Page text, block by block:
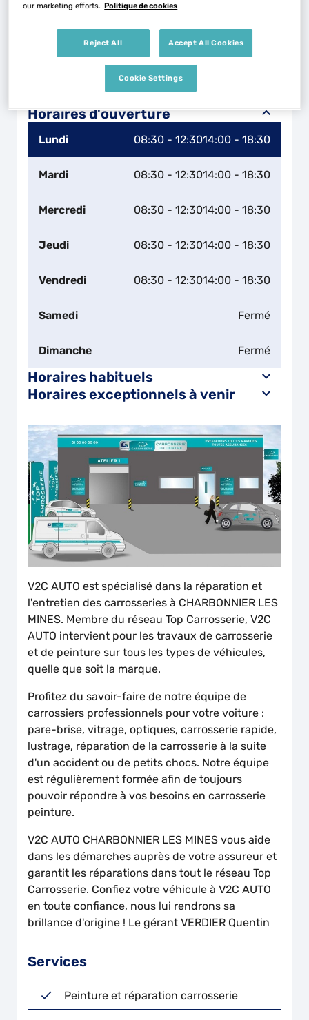
Horaires d'ouverture
Lundi 08:30 - 12:3014:00 - 18:30
Mardi 08:30 - 12:3014:00 - 18:30
Mercredi 08:30 - 12:3014:00 - 18:30
Jeudi 08:30 - 12:3014:00 - 18:30
Vendredi 08:30 - 12:3014:00 - 18:30
Samedi Fermé
Dimanche Fermé
Horaires habituels
Horaires exceptionnels à venir
Naviguer
V2C AUTO est spécialisé dans la réparation et
l'entretien des carrosseries à CHARBONNIER LES
MINES. Membre du réseau Top Carrosserie, V2C
AUTO intervient pour les travaux de carrosserie
et de peinture sur tous les types de véhicules,
quelle que soit la marque.
Profitez du savoir-faire de notre équipe de
carrossiers professionnels pour votre voiture :
pare-brise, vitrage, optiques, carrosserie rapide,
lustrage, réparation de la carrosserie à la suite
d'un accident ou de petits chocs. Notre équipe
est régulièrement formée afin de toujours
pouvoir répondre à vos besoins en carrosserie
peinture.
V2C AUTO CHARBONNIER LES MINES vous aide
dans les démarches auprès de votre assureur et
garantit les réparations dans tout le réseau Top
Carrosserie. Confiez votre véhicule à V2C AUTO
en toute confiance, nous lui rendrons sa
brillance d'origine ! Le gérant VERDIER Quentin
Services
Peinture et réparation carrosserie
our marketing efforts. Politique de cookies
Reject All Accept All Cookies
Cookie Settings